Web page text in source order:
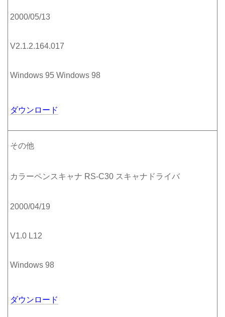
2000/05/13
V2.1.2.164.017
Windows 95 Windows 98
ダウンロード
その他
カラーペンスキャナ RS-C30 スキャナドライバ
2000/04/19
V1.0 L12
Windows 98
ダウンロード